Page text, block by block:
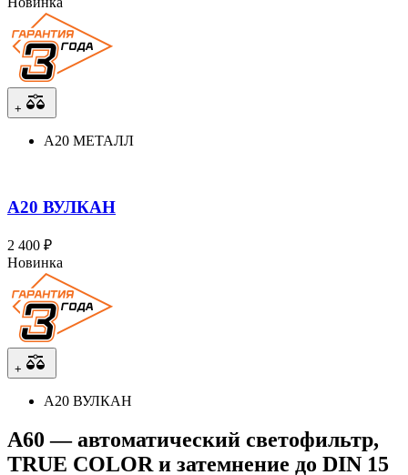
+
А20 МЕТАЛЛ
А20 ВУЛКАН
2 400 ₽
Новинка
+
А20 ВУЛКАН
A60 — автоматический светофильтр,
TRUE COLOR и затемнение до DIN 15